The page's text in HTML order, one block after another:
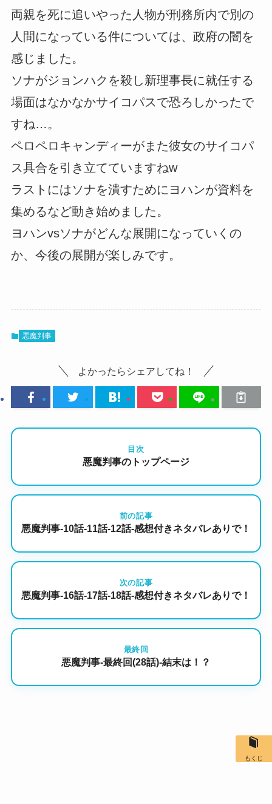
両親を死に追いやった人物が刑務所内で別の
人間になっている件については、政府の闇を
感じました。
ソナがジョンハクを殺し新理事長に就任する
場面はなかなかサイコパスで恐ろしかったで
すね…。
ペロペロキャンディーがまた彼女のサイコパ
ス具合を引き立てていますねw
ラストにはソナを潰すためにヨハンが資料を
集めるなど動き始めました。
ヨハンvsソナがどんな展開になっていくの
か、今後の展開が楽しみです。
悪魔判事
よかったらシェアしてね！
目次
悪魔判事のトップページ
前の記事
悪魔判事-10話-11話-12話-感想付きネタバレありで！
次の記事
悪魔判事-16話-17話-18話-感想付きネタバレありで！
最終回
悪魔判事-最終回(28話)-結末は！？
もくじ